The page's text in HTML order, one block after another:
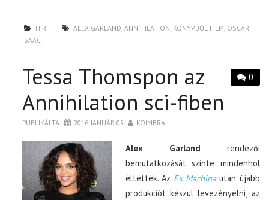
HÍR ALEX GARLAND,ANNIHILATION, KÖNYVBŐL FILM, OSCAR
ISAAC
0
Tessa Thomspon az
Annihilation sci-fiben
PUBLIKÁLTA 2016. JANUÁR 05. KOIMBRA
Alex Garland rendezői
bemutatkozását szinte mindenhol
éltették. Az Ex Machinaután újabb
produkciót készül levezényelni, az